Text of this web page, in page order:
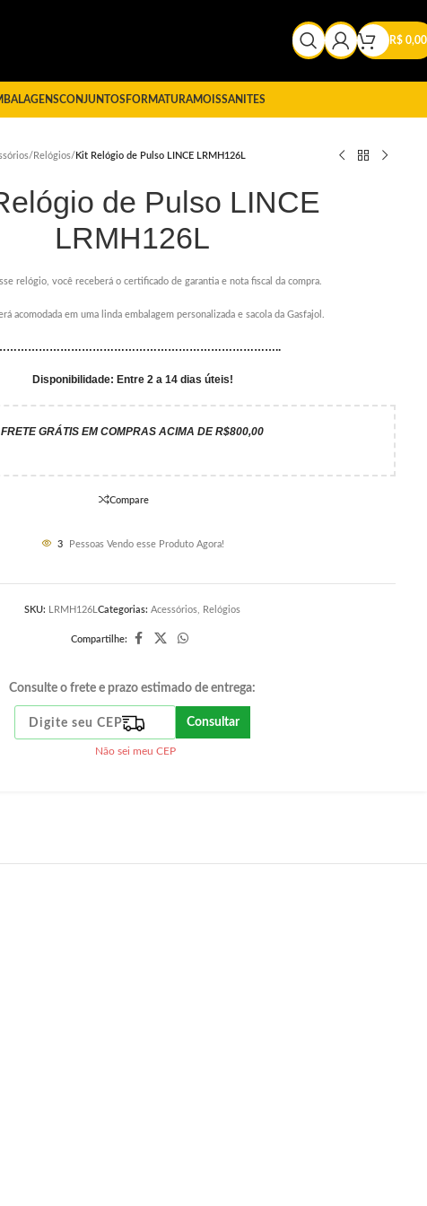
R$ 0,00
CONJUNTOS FORMATURAMOISSANITES
/ Relógios/ Kit Relógio de Pulso LINCE LRMH126L
de Pulso LINCE
LRMH126L
relógio, você receberá o certificado de garantia e nota fiscal da compra.
acomodada em uma linda embalagem personalizada e sacola da Gasfajol.
Disponibilidade: Entre 2 a 14 dias úteis!
FRETE GRÁTIS EM COMPRAS ACIMA DE R$800,00
Compare
3 Pessoas Vendo esse Produto Agora!
SKU: LRMH126L Categorias: Acessórios Relógios
Compartilhe:
Consulte o frete e prazo estimado de entrega:
Consultar
Não sei meu CEP